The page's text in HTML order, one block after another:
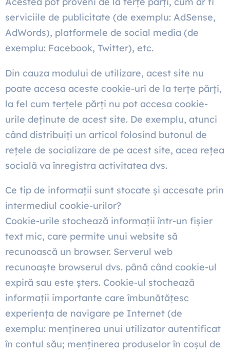
serviciile de publicitate (de exemplu: AdSense,
AdWords), platformele de social media (de
exemplu: Facebook, Twitter), etc.
Din cauza modului de utilizare, acest site nu
poate accesa aceste cookie-uri de la terțe părți,
la fel cum terțele părți nu pot accesa cookie-
urile deținute de acest site. De exemplu, atunci
când distribuiți un articol folosind butonul de
rețele de socializare de pe acest site, acea rețea
socială va înregistra activitatea dvs.
Ce tip de informații sunt stocate și accesate prin
intermediul cookie-urilor?
Cookie-urile stochează informații într-un fișier
text mic, care permite unui website să
recunoască un browser. Serverul web
recunoaște browserul dvs. până când cookie-ul
expiră sau este șters. Cookie-ul stochează
informații importante care îmbunătățesc
experiența de navigare pe Internet (de
exemplu: menținerea unui utilizator autentificat
în contul său; menținerea produselor în coșul de